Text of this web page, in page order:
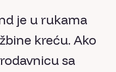
je u rukama
kreću. Ako
sa